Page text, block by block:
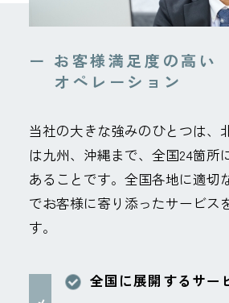
ー お客様満足度の高い
オペレーション
当社の大きな強みのひとつは、
は九州、沖縄まで、全国24箇所
あることです。全国各地に適切
でお客様に寄り添ったサービス
す。
全国に展開するサー